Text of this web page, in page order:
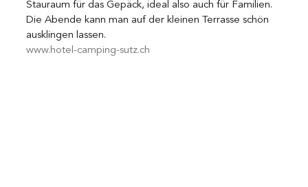
Stauraum für das Gepäck, ideal also auch für Familien.
Die Abende kann man auf der kleinen Terrasse schön
ausklingen lassen.
www.hotel-camping-sutz.ch